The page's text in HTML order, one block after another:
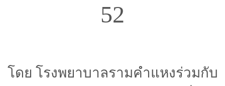
52
โดย โรงพยาบาลรามคำแหงร่วมกับ